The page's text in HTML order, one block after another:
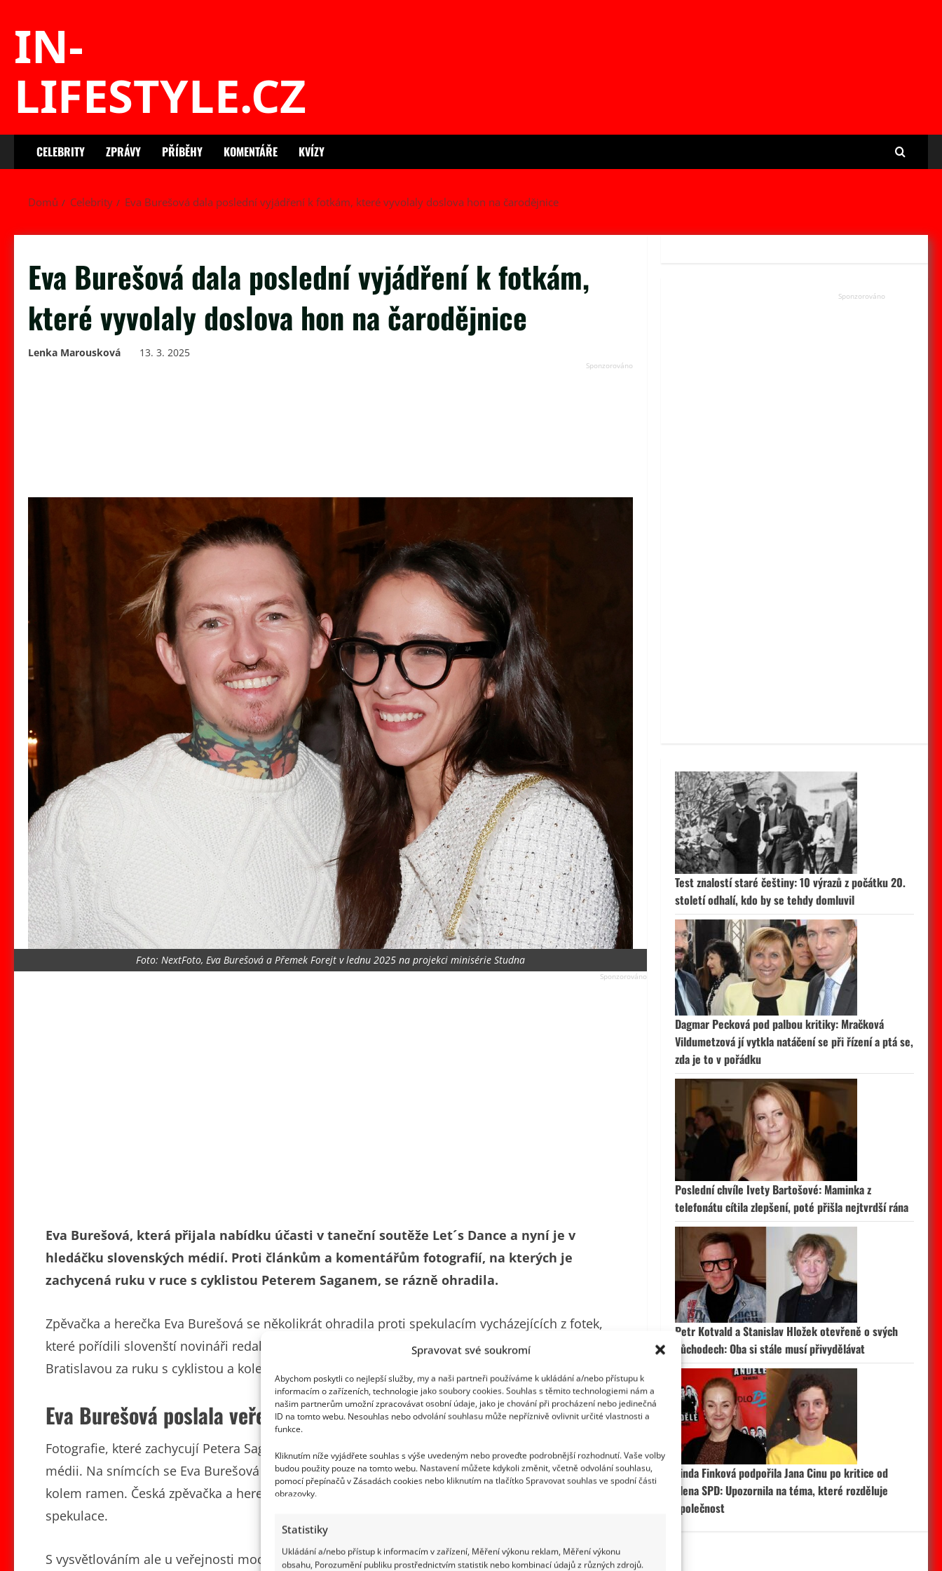
Spravovat své soukromí
Abychom poskytli co nejlepší služby, my a naši partneři používáme k ukládání a/nebo přístupu k
informacím o zařízeních, technologie jako soubory cookies. Souhlas s těmito technologiemi nám a
našim partnerům umožní zpracovávat osobní údaje, jako je chování při procházení nebo jedinečná
ID na tomto webu. Nesouhlas nebo odvolání souhlasu může nepříznivě ovlivnit určité vlastnosti a
funkce.
Kliknutím níže vyjádřete souhlas s výše uvedeným nebo proveďte podrobnější rozhodnutí. Vaše volby
budou použity pouze na tomto webu. Nastavení můžete kdykoli změnit, včetně odvolání souhlasu,
pomocí přepínačů v Zásadách cookies nebo kliknutím na tlačítko Spravovat souhlas ve spodní části
obrazovky.
Statistiky
Ukládání a/nebo přístup k informacím v zařízení, Měření výkonu reklam, Měření výkonu
obsahu, Porozumění publiku prostřednictvím statistik nebo kombinací údajů z různých zdrojů.
IN-
LIFESTYLE.CZ
CELEBRITY ZPRÁVY PŘÍBĚHY KOMENTÁŘE KVÍZY
Domů Celebrity Eva Burešová dala poslední vyjádření k fotkám, které vyvolaly doslova hon na čarodějnice
Eva Burešová dala poslední vyjádření k fotkám,
které vyvolaly doslova hon na čarodějnice
Lenka Marousková 13. 3. 2025
Foto: NextFoto, Eva Burešová a Přemek Forejt v lednu 2025 na projekci minisérie Studna
Eva Burešová, která přijala nabídku účasti v taneční soutěže Let´s Dance a nyní je v
hledáčku slovenských médií. Proti článkům a komentářům fotografií, na kterých je
zachycená ruku v ruce s cyklistou Peterem Saganem, se rázně ohradila.
Zpěvačka a herečka Eva Burešová se několikrát ohradila proti spekulacím vycházejících z fotek,
které pořídili slovenští novináři redakce Nový Čas.sk. Na snímcích se prochází po ulici noční
Bratislavou za ruku s cyklistou a kolegou ze soutěže Let´s Dance Peterem Saganem.
Eva Burešová poslala veřejnosti jasný vzkaz
Fotografie, které zachycují Petera Sagana a Evu Burešovou, proletěly slovenskými i českými
médii. Na snímcích se Eva Burešová a Peter Sagan vedou za ruce a cyklista herečku objímá
kolem ramen. Česká zpěvačka a herečka Eva Burešová se několikrát pokusila vyvrátila všechny
spekulace.
S vysvětlováním ale u veřejnosti moc nepochodila. Veřejnost nesdílí stejný názor s Evou. Podle
Test znalostí staré češtiny: 10 výrazů z počátku 20.
století odhalí, kdo by se tehdy domluvil
Dagmar Pecková pod palbou kritiky: Mračková
Vildumetzová jí vytkla natáčení se při řízení a ptá se,
zda je to v pořádku
Poslední chvíle Ivety Bartošové: Maminka z
telefonátu cítila zlepšení, poté přišla nejtvrdší rána
Petr Kotvald a Stanislav Hložek otevřeně o svých
důchodech: Oba si stále musí přivydělávat
Linda Finková podpořila Jana Cinu po kritice od
člena SPD: Upozornila na téma, které rozděluje
společnost